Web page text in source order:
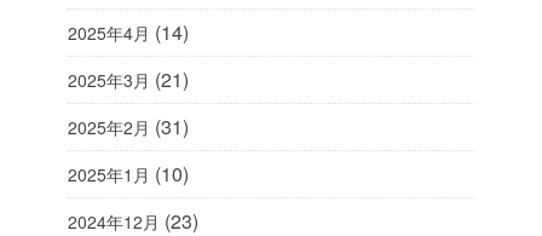
2025年4月 (14)
2025年3月 (21)
2025年2月 (31)
2025年1月 (10)
2024年12月 (23)